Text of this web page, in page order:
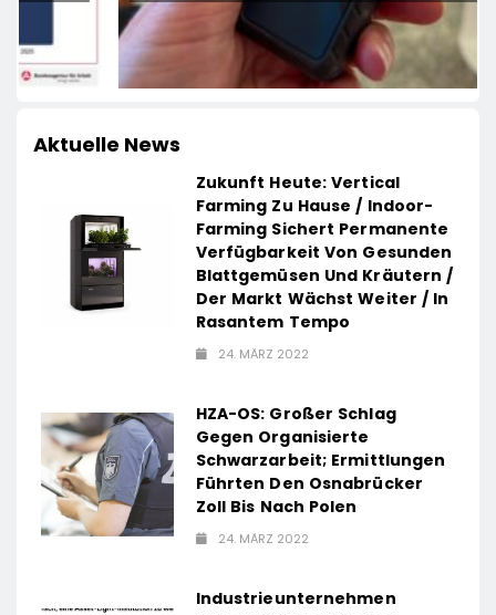
Aktuelle News
Zukunft Heute: Vertical
Farming Zu Hause / Indoor-
Farming Sichert Permanente
Verfügbarkeit Von Gesunden
Blattgemüsen Und Kräutern /
Der Markt Wächst Weiter / In
Rasantem Tempo
24. MÄRZ 2022
HZA-OS: Großer Schlag
Gegen Organisierte
Schwarzarbeit; Ermittlungen
Führten Den Osnabrücker
Zoll Bis Nach Polen
24. MÄRZ 2022
Industrieunternehmen